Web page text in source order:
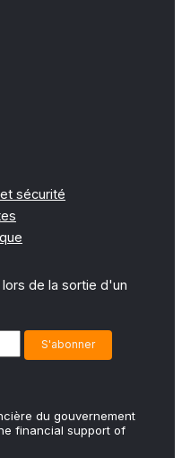
sécurité
de la sortie d'un
du gouvernement
financial support of